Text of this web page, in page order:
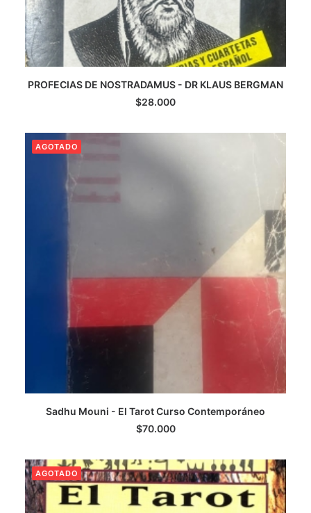
AGREGAR AL CARRITO
PROFECIAS DE NOSTRADAMUS - DR KLAUS BERGMAN
$28.000
AGOTADO
LEER MÁS
Sadhu Mouni - El Tarot Curso Contemporáneo
$70.000
AGOTADO